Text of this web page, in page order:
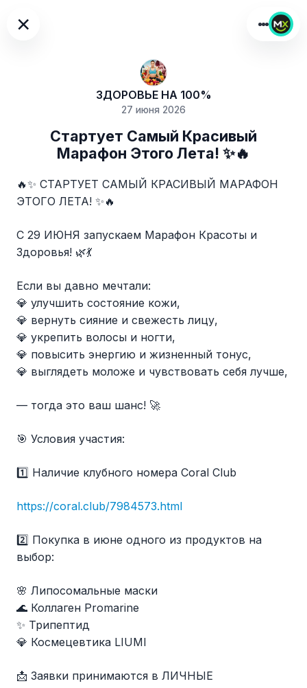
×
ЗДОРОВЬЕ НА 100%
27 июня 2026
Стартует Самый Красивый
Марафон Этого Лета! ✨🔥
🔥✨ СТАРТУЕТ САМЫЙ КРАСИВЫЙ МАРАФОН
ЭТОГО ЛЕТА! ✨🔥
С 29 ИЮНЯ запускаем Марафон Красоты и
Здоровья! 🌿💃
Если вы давно мечтали:
💎 улучшить состояние кожи,
💎 вернуть сияние и свежесть лицу,
💎 укрепить волосы и ногти,
💎 повысить энергию и жизненный тонус,
💎 выглядеть моложе и чувствовать себя лучше,
— тогда это ваш шанс! 🚀
🎯 Условия участия:
1️⃣ Наличие клубного номера Coral Club
https://coral.club/7984573.html
2️⃣ Покупка в июне одного из продуктов на
выбор:
🌸 Липосомальные маски
🌊 Коллаген Promarine
✨ Трипептид
💎 Космецевтика LIUMI
📩 Заявки принимаются в ЛИЧНЫЕ